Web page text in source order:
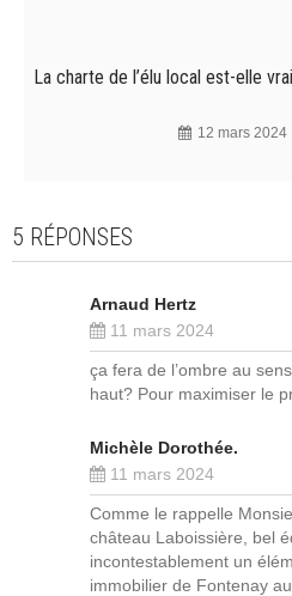
La charte de l’élu local est-elle
12 mars 2024
5 RÉPONSES
Arnaud Hertz
11 mars 2024
ça fera de l’ombre au
haut? Pour maximiser le
Michèle Dorothée.
11 mars 2024
Comme le rappelle
château Laboissière, bel
incontestablement un
immobilier de Fontenay